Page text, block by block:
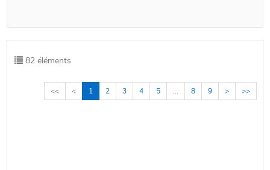
82 éléments
<< < 1 2 3 4 5 8 9 > >>